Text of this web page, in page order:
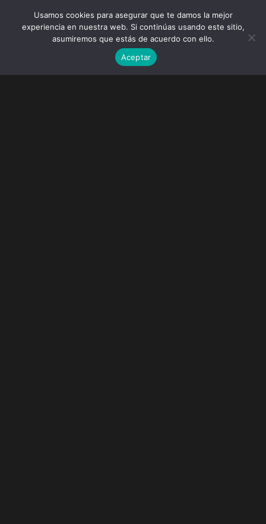
Usamos cookies para asegurar que te damos la mejor
experiencia en nuestra web. Si continúas usando este sitio,
asumiremos que estás de acuerdo con ello.
Aceptar